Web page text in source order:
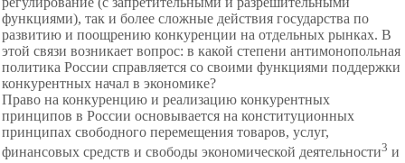
функциями), так и более сложные действия государства по
развитию и поощрению конкуренции на отдельных рынках. В
этой связи возникает вопрос: в какой степени антимонопольная
политика России справляется со своими функциями поддержки
конкурентных начал в экономике?
Право на конкуренцию и реализацию конкурентных
принципов в России основывается на конституционных
принципах свободного перемещения товаров, услуг,
финансовых средств и свободы экономической деятельности3 и